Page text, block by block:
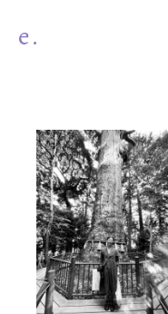
e.